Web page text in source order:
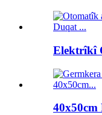
Elektrîkî
40x50cm